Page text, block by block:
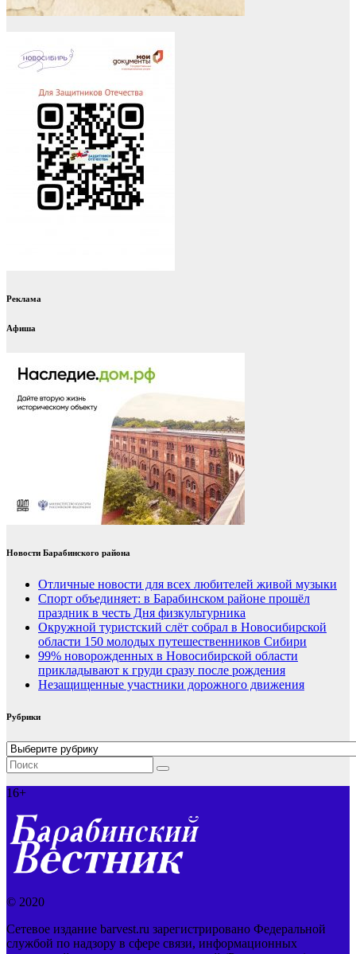
Реклама
Афиша
Новости Барабинского района
Отличные новости для всех любителей живой музыки
Спорт объединяет: в Барабинском районе прошёл
праздник в честь Дня физкультурника
Окружной туристский слёт собрал в Новосибирской
области 150 молодых путешественников Сибири
99% новорожденных в Новосибирской области
прикладывают к груди сразу после рождения
Незащищенные участники дорожного движения
Рубрики
Рубрики
16+
© 2020
Сетевое издание barvest.ru зарегистрировано Федеральной
службой по надзору в сфере связи, информационных